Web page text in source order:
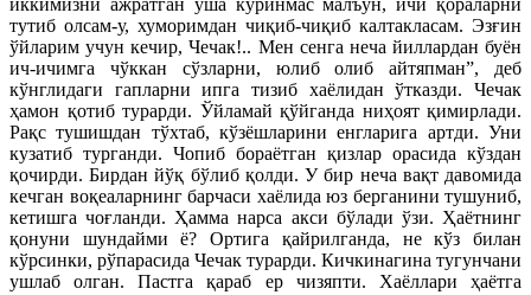
иккимизни ажратган ўша кўринмас малъун, ичи қораларни
тутиб олсам-у, хуморимдан чиқиб-чиқиб калтакласам. Эзғин
ўйларим учун кечир, Чечак!.. Мен сенга неча йиллардан буён
ич-ичимга чўккан сўзларни, юлиб олиб айтяпман”, деб
кўнглидаги гапларни ипга тизиб хаёлидан ўтказди. Чечак
ҳамон қотиб турарди. Ўйламай қўйганда ниҳоят қимирлади.
Рақс тушишдан тўхтаб, кўзёшларини енгларига артди. Уни
кузатиб турганди. Чопиб бораётган қизлар орасида кўздан
қочирди. Бирдан йўқ бўлиб қолди. У бир неча вақт давомида
кечган воқеаларнинг барчаси хаёлида юз берганини тушуниб,
кетишга чоғланди. Ҳамма нарса акси бўлади ўзи. Ҳаётнинг
қонуни шундайми ё? Ортига қайрилганда, не кўз билан
кўрсинки, рўпарасида Чечак турарди. Кичкинагина тугунчани
ушлаб олган. Пастга қараб ер чизяпти. Хаёллари ҳаётга